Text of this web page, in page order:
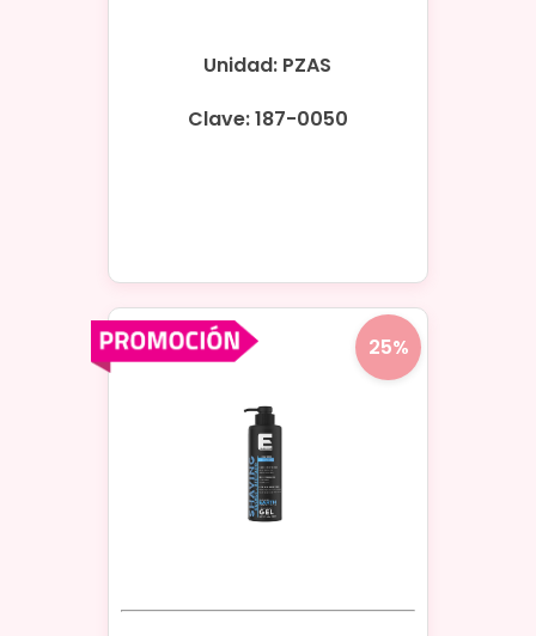
Unidad: PZAS
Clave: 187-0050
25%